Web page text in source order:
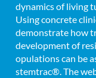
dynamics of living
Using concrete
demonstrate how
development of
opulations can be
stemtrac®. The